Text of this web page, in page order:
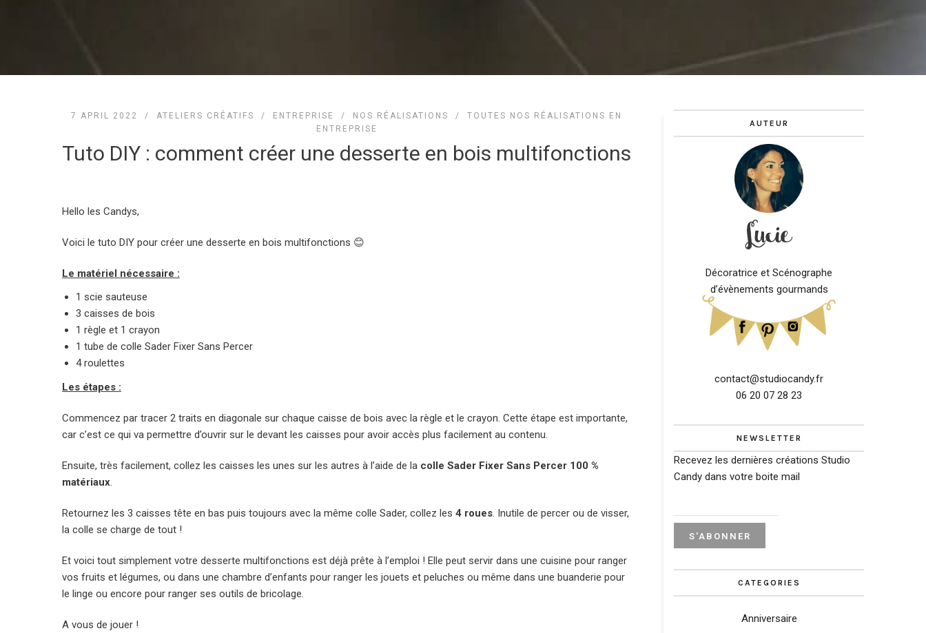
7 APRIL 2022 /ATELIERS CRÉATIFS / ENTREPRISE / NOS RÉALISATIONS /TOUTES NOS RÉALISATIONS EN
ENTREPRISE
Tuto DIY : comment créer une desserte en bois multifonctions
Hello les Candys,
Voici le tuto DIY pour créer une desserte en bois multifonctions 😊
Le matériel nécessaire :
1 scie sauteuse
3 caisses de bois
1 règle et 1 crayon
1 tube de colle Sader Fixer Sans Percer
4 roulettes
Les étapes :
Commencez par tracer 2 traits en diagonale sur chaque caisse de bois avec la règle et le crayon. Cette étape est importante,
car c’est ce qui va permettre d’ouvrir sur le devant les caisses pour avoir accès plus facilement au contenu.
Ensuite, très facilement, collez les caisses les unes sur les autres à l’aide de la colle Sader Fixer Sans Percer 100 %
matériaux
Retournez les 3 caisses tête en bas puis toujours avec la même colle Sader, collez les 4 roues . Inutile de percer ou de visser,
la colle se charge de tout !
Et voici tout simplement votre desserte multifonctions est déjà prête à l’emploi ! Elle peut servir dans une cuisine pour ranger
vos fruits et légumes, ou dans une chambre d’enfants pour ranger les jouets et peluches ou même dans une buanderie pour
le linge ou encore pour ranger ses outils de bricolage.
A vous de jouer !
AUTEUR
Décoratrice et Scénographe
d’évènements gourmands
contact@studiocandy.fr
06 20 07 28 23
NEWSLETTER
Recevez les dernières créations Studio
Candy dans votre boite mail
CATEGORIES
Anniversaire